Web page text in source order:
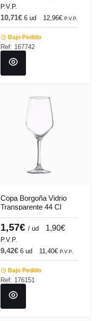
P.V.P.
10,71€ 6 ud 12,96€ P.V.P.
Bajo Pedido
Ref: 167742
Copa Borgoña Vidrio
Transparente 44 Cl
Mencia-Tensionada
Vicrila
1,57€ / ud 1,90€
P.V.P.
9,42€ 6 ud 11,40€ P.V.P.
Bajo Pedido
Ref: 176151